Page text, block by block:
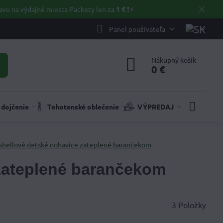
✕
na výdajné miesta Packety len za 1 €❗⚡️
Panel používateľa
Nákupný košík
0 €
dojčenie Tehotenské oblečenie VÝPREDAJ
detské nohavice zateplené barančekom
barančekom
3 Položky